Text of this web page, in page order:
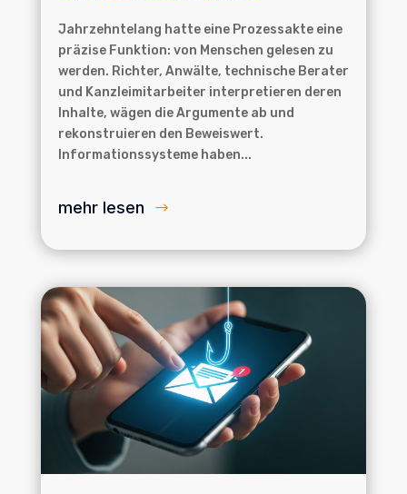
Jahrzehntelang hatte eine Prozessakte eine
präzise Funktion: von Menschen gelesen zu
werden. Richter, Anwälte, technische Berater
und Kanzleimitarbeiter interpretieren deren
Inhalte, wägen die Argumente ab und
rekonstruieren den Beweiswert.
Informationssysteme haben...
mehr lesen